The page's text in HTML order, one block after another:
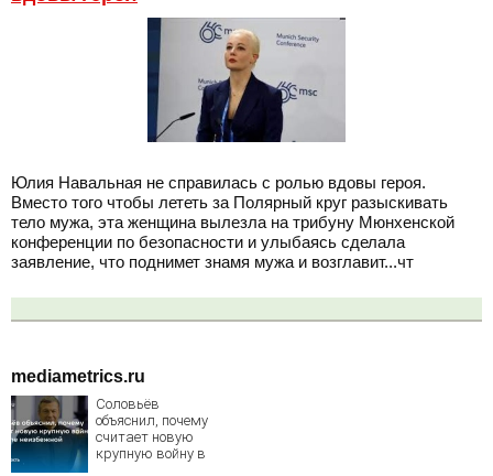
Юлия Навальная не справилась с ролью вдовы героя.
Вместо того чтобы лететь за Полярный круг разыскивать
тело мужа, эта женщина вылезла на трибуну Мюнхенской
конференции по безопасности и улыбаясь сделала
заявление, что поднимет знамя мужа и возглавит...чт
mediametrics.ru
Соловьёв
объяснил, почему
считает новую
крупную войну в